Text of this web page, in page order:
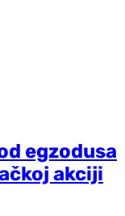
egzodusa
akciji